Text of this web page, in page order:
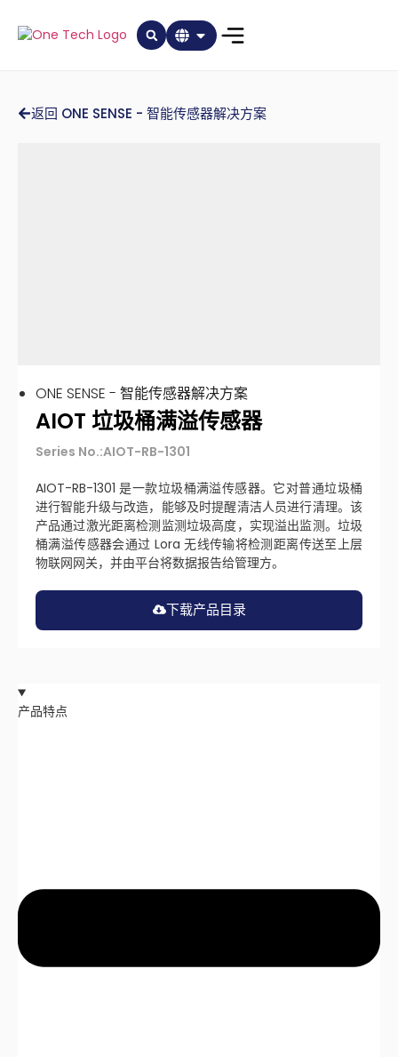
返回 ONE SENSE - 智能传感器解决方案
ONE SENSE - 智能传感器解决方案
AIOT 垃圾桶满溢传感器
Series No.:AIOT-RB-1301
AIOT-RB-1301 是一款垃圾桶满溢传感器。它对普通垃圾桶
进行智能升级与改造，能够及时提醒清洁人员进行清理。该
产品通过激光距离检测监测垃圾高度，实现溢出监测。垃圾
桶满溢传感器会通过 Lora 无线传输将检测距离传送至上层
物联网网关，并由平台将数据报告给管理方。
下载产品目录
产品特点